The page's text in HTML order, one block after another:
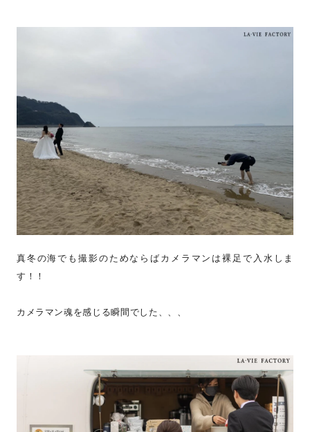
真冬の海でも撮影のためならばカメラマンは裸足で入水しま
す！！
カメラマン魂を感じる瞬間でした、、、